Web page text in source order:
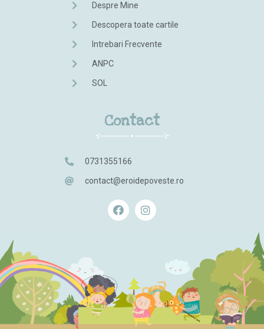
Despre Mine
Descopera toate cartile
Intrebari Frecvente
ANPC
SOL
Contact
0731355166
contact@eroidepoveste.ro